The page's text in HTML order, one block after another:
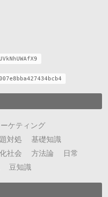
ケティング
対処
基礎知識
社会 方法論
日常
豆知識